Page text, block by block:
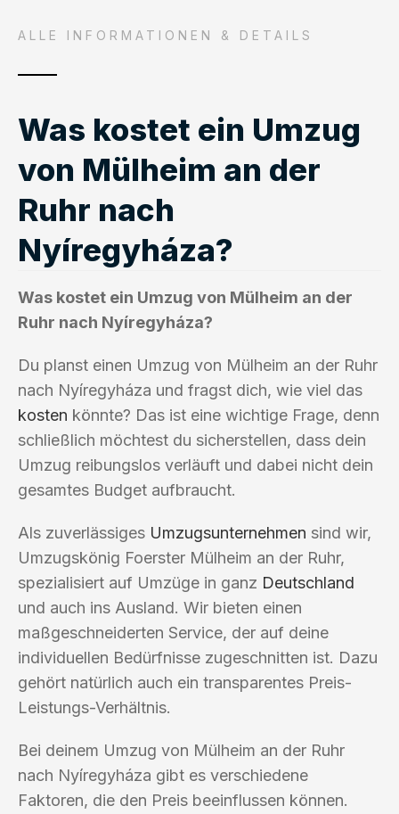
ALLE INFORMATIONEN & DETAILS
Was kostet ein Umzug
von Mülheim an der
Ruhr nach
Nyíregyháza?
Was kostet ein Umzug von Mülheim an der
Ruhr nach Nyíregyháza?
Du planst einen Umzug von Mülheim an der Ruhr
nach Nyíregyháza und fragst dich, wie viel das
kosten könnte? Das ist eine wichtige Frage, denn
schließlich möchtest du sicherstellen, dass dein
Umzug reibungslos verläuft und dabei nicht dein
gesamtes Budget aufbraucht.
Als zuverlässiges Umzugsunternehmen sind wir,
Umzugskönig Foerster Mülheim an der Ruhr,
spezialisiert auf Umzüge in ganz Deutschland
und auch ins Ausland. Wir bieten einen
maßgeschneiderten Service, der auf deine
individuellen Bedürfnisse zugeschnitten ist. Dazu
gehört natürlich auch ein transparentes Preis-
Leistungs-Verhältnis.
Bei deinem Umzug von Mülheim an der Ruhr
nach Nyíregyháza gibt es verschiedene
Faktoren, die den Preis beeinflussen können.